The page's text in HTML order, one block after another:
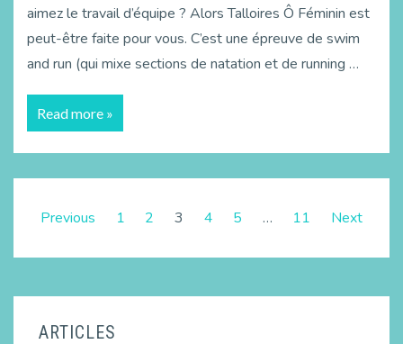
aimez le travail d’équipe ? Alors Talloires Ô Féminin est
peut-être faite pour vous. C’est une épreuve de swim
and run (qui mixe sections de natation et de running …
Read more »
Previous 1 2 3 4 5 … 11 Next
ARTICLES